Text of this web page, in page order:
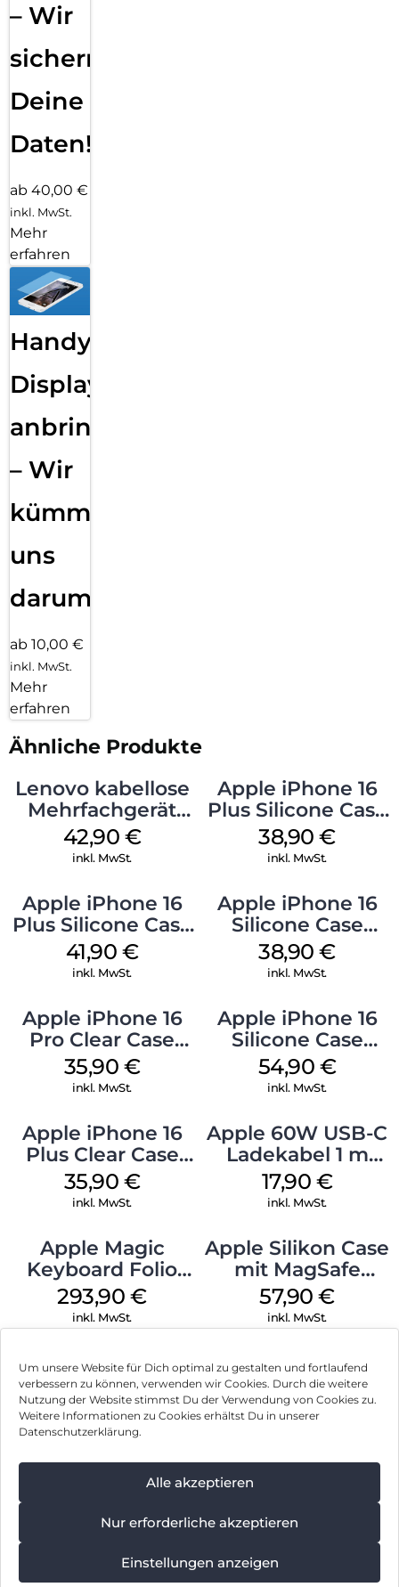
Um unsere Website für Dich optimal zu gestalten und fortlaufend
verbessern zu können, verwenden wir Cookies. Durch die weitere
Nutzung der Website stimmst Du der Verwendung von Cookies zu.
Weitere Informationen zu Cookies erhältst Du in unserer
Datenschutzerklärung.
Alle akzeptieren
Nur erforderliche akzeptieren
Einstellungen anzeigen
– Wir
sichern
Deine
Daten!
ab 40,00 €
inkl. MwSt.
Mehr
erfahren
Handy
Displayfolie
anbringen
– Wir
kümmern
uns
darum!
ab 10,00 €
inkl. MwSt.
Mehr
erfahren
Ähnliche Produkte
Lenovo kabellose
Mehrfachgerät
Luna Grey
42,90 €
inkl. MwSt.
Apple iPhone 16
Plus Silicone Case
MagSafe Denim
38,90€
inkl. MwSt.
Apple iPhone 16
Plus Silicone Case
MagSafe Stone
Gray
41,90 €
inkl. MwSt.
Apple iPhone 16
Silicone Case
MagSafe
Ultramarine
38,90€
inkl. MwSt.
Apple iPhone 16
Pro Clear Case
MagSafe
Transparent
35,90 €
inkl. MwSt.
Apple iPhone 16
Silicone Case
MagSafe Lake
Green
54,90 €
inkl. MwSt.
Apple iPhone 16
Plus Clear Case
MagSafe
Transparent
35,90 €
inkl. MwSt.
Apple 60W USB-C
Ladekabel 1 m
Weiß
17,90 €
inkl. MwSt.
Apple Magic
Keyboard Folio
iPad 10.9″ (10.Gen.)
Weiß
293,90€
inkl. MwSt.
Apple Silikon Case
mit MagSafe
iPhone 14 Pro
(PRODUCT)RED
57,90€
inkl. MwSt.
Impressum
Hinweis zur Batterieentsorgung
Newsletter